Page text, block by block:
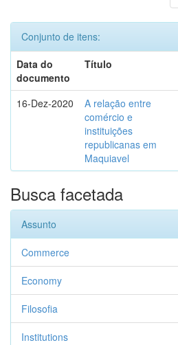
Conjunto de itens:
Data do
documento
Título
16-Dez-2020
A relação entre
comércio e
instituições
republicanas em
Maquiavel
Busca facetada
Assunto
Commerce
Economy
Filosofia
Institutions